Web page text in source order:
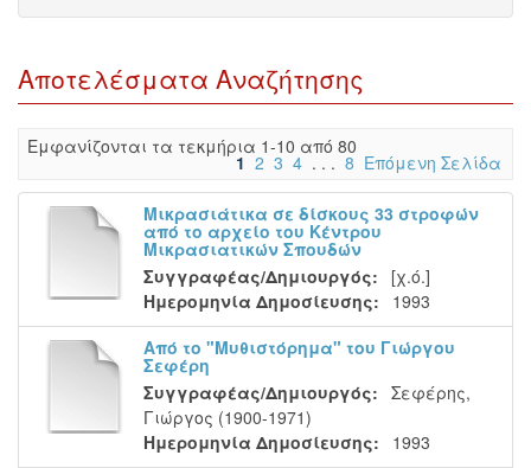
Αποτελέσματα Αναζήτησης
Eμφανίζονται τα τεκμήρια 1-10 από 80
1 2 3 4 . . . 8 Επόμενη Σελίδα
Μικρασιάτικα σε δίσκους 33 στροφών
από το αρχείο του Κέντρου
Μικρασιατικών Σπουδών
Συγγραφέας/Δημιουργός:
[χ.ό.]
Ημερομηνία Δημοσίευσης:
1993
Από το "Μυθιστόρημα" του Γιώργου
Σεφέρη
Συγγραφέας/Δημιουργός: Σεφέρης,
Γιώργος (1900-1971)
Ημερομηνία Δημοσίευσης:
1993